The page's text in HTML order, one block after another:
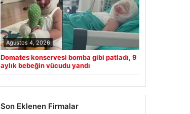
Ağustos 4, 2026
Domates konservesi bomba gibi patladı, 9
aylık bebeğin vücudu yandı
Son Eklenen Firmalar